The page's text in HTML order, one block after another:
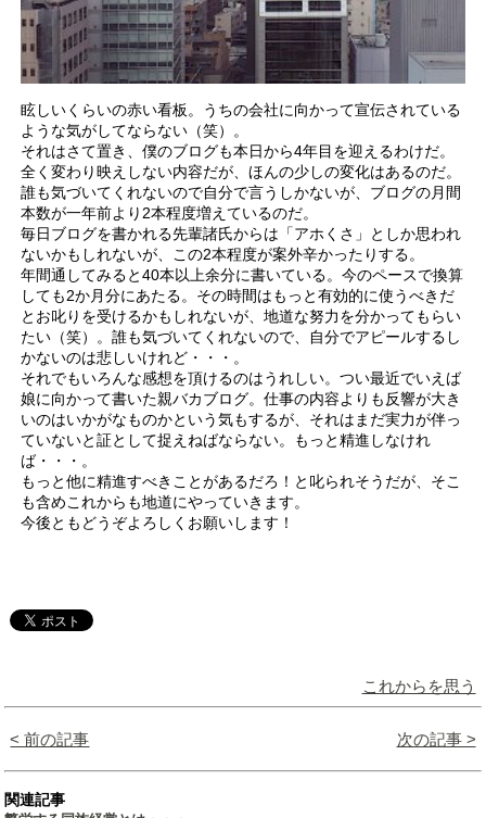
眩しいくらいの赤い看板。うちの会社に向かって宣伝されている
ような気がしてならない（笑）。
それはさて置き、僕のブログも本日から4年目を迎えるわけだ。
全く変わり映えしない内容だが、ほんの少しの変化はあるのだ。
誰も気づいてくれないので自分で言うしかないが、ブログの月間
本数が一年前より2本程度増えているのだ。
毎日ブログを書かれる先輩諸氏からは「アホくさ」としか思われ
ないかもしれないが、この2本程度が案外辛かったりする。
年間通してみると40本以上余分に書いている。今のペースで換算
しても2か月分にあたる。その時間はもっと有効的に使うべきだ
とお叱りを受けるかもしれないが、地道な努力を分かってもらい
たい（笑）。誰も気づいてくれないので、自分でアピールするし
かないのは悲しいけれど・・・。
それでもいろんな感想を頂けるのはうれしい。つい最近でいえば
娘に向かって書いた親バカブログ。仕事の内容よりも反響が大き
いのはいかがなものかという気もするが、それはまだ実力が伴っ
ていないと証として捉えねばならない。もっと精進しなけれ
ば・・・。
もっと他に精進すべきことがあるだろ！と叱られそうだが、そこ
も含めこれからも地道にやっていきます。
今後ともどうぞよろしくお願いします！
これからを思う
< 前の記事 次の記事 >
関連記事